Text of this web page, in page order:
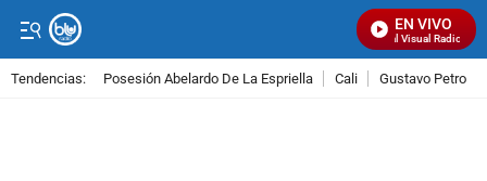
EN VIVO
Señal Visual Radio
Tendencias: Posesión Abelardo De La Espriella Cali Gustavo Petro